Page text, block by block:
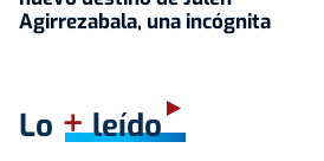
Agirrezabala, una incógnita
Lo +leído